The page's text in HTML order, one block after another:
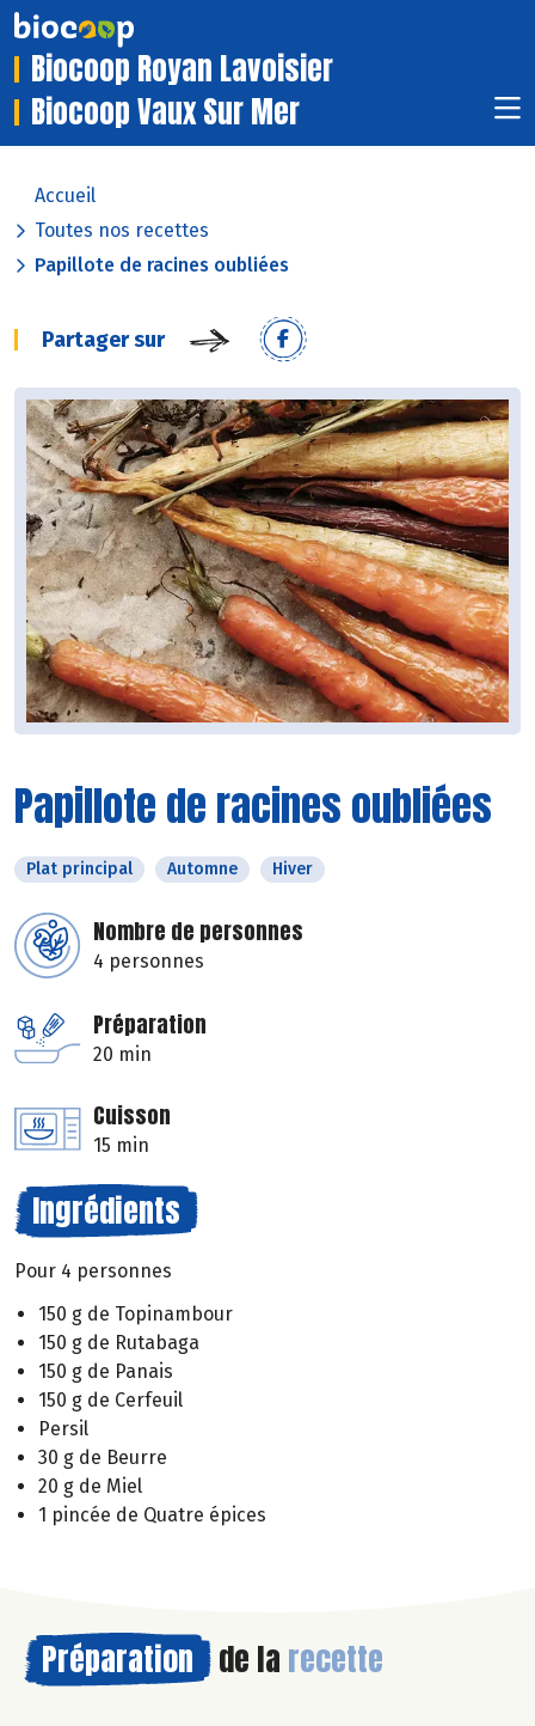
Biocoop Royan Lavoisier
Biocoop Vaux Sur Mer
Accueil
Toutes nos recettes
Papillote de racines oubliées
Partager sur
Papillote de racines oubliées
Plat principal Automne Hiver
Nombre de personnes
4 personnes
Préparation
20 min
Cuisson
15 min
Ingrédients
Pour 4 personnes
150 g de Topinambour
150 g de Rutabaga
150 g de Panais
150 g de Cerfeuil
Persil
30 g de Beurre
20 g de Miel
1 pincée de Quatre épices
Préparation de la recette